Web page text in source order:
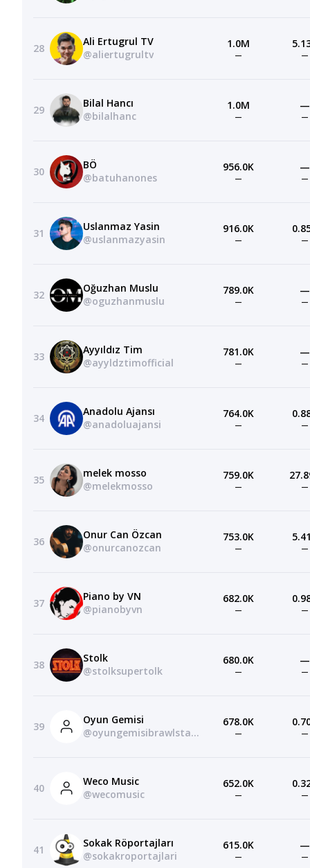
28
Ali Ertugrul TV
@aliertugrultv
1.0M
— —
29
Bilal Hancı
@bilalhanc
1.0M
—
—
—
30
BÖ
@batuhanones
956.0K
—
—
—
31
Uslanmaz Yasin
@uslanmazyasin
916.0K
— —
32
Oğuzhan Muslu
@oguzhanmuslu
789.0K
—
—
—
33
Ayyıldız Tim
@ayyldztimofficial
781.0K
—
—
—
34
Anadolu Ajansı
@anadoluajansi
764.0K
— —
35
melek mosso
@melekmosso
759.0K
— —
36
Onur Can Özcan
@onurcanozcan
753.0K
— —
37
Piano by VN
@pianobyvn
682.0K
— —
38
Stolk
@stolksupertolk
680.0K
—
—
—
39
Oyun Gemisi
@oyungemisibrawlstars
678.0K
— —
40
Weco Music
@wecomusic
652.0K
— —
41
Sokak Röportajları
@sokakroportajlari
615.0K
—
—
—